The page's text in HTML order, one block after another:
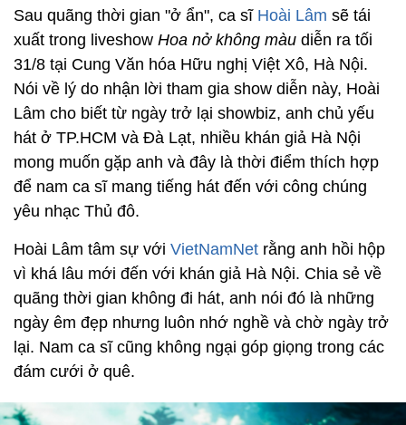
Sau quãng thời gian "ở ẩn", ca sĩ Hoài Lâm sẽ tái
xuất trong liveshow Hoa nở không màu diễn ra tối
31/8 tại Cung Văn hóa Hữu nghị Việt Xô, Hà Nội.
Nói về lý do nhận lời tham gia show diễn này, Hoài
Lâm cho biết từ ngày trở lại showbiz, anh chủ yếu
hát ở TP.HCM và Đà Lạt, nhiều khán giả Hà Nội
mong muốn gặp anh và đây là thời điểm thích hợp
để nam ca sĩ mang tiếng hát đến với công chúng
yêu nhạc Thủ đô.
Hoài Lâm tâm sự với VietNamNet rằng anh hồi hộp
vì khá lâu mới đến với khán giả Hà Nội. Chia sẻ về
quãng thời gian không đi hát, anh nói đó là những
ngày êm đẹp nhưng luôn nhớ nghề và chờ ngày trở
lại. Nam ca sĩ cũng không ngại góp giọng trong các
đám cưới ở quê.